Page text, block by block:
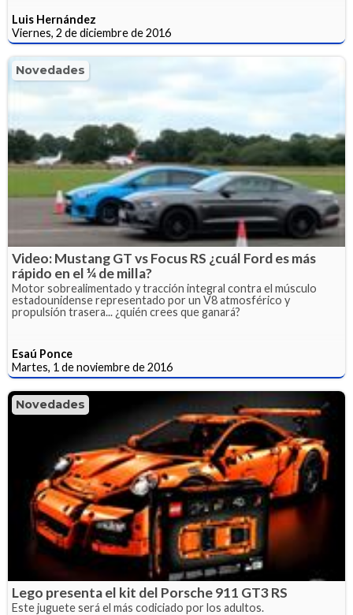
Luis Hernández
Viernes, 2 de diciembre de 2016
Novedades
Video: Mustang GT vs Focus RS ¿cuál Ford es más
rápido en el ¼ de milla?
Motor sobrealimentado y tracción integral contra el músculo
estadounidense representado por un V8 atmosférico y
propulsión trasera... ¿quién crees que ganará?
Esaú Ponce
Martes, 1 de noviembre de 2016
Novedades
Lego presenta el kit del Porsche 911 GT3 RS
Este juguete será el más codiciado por los adultos.